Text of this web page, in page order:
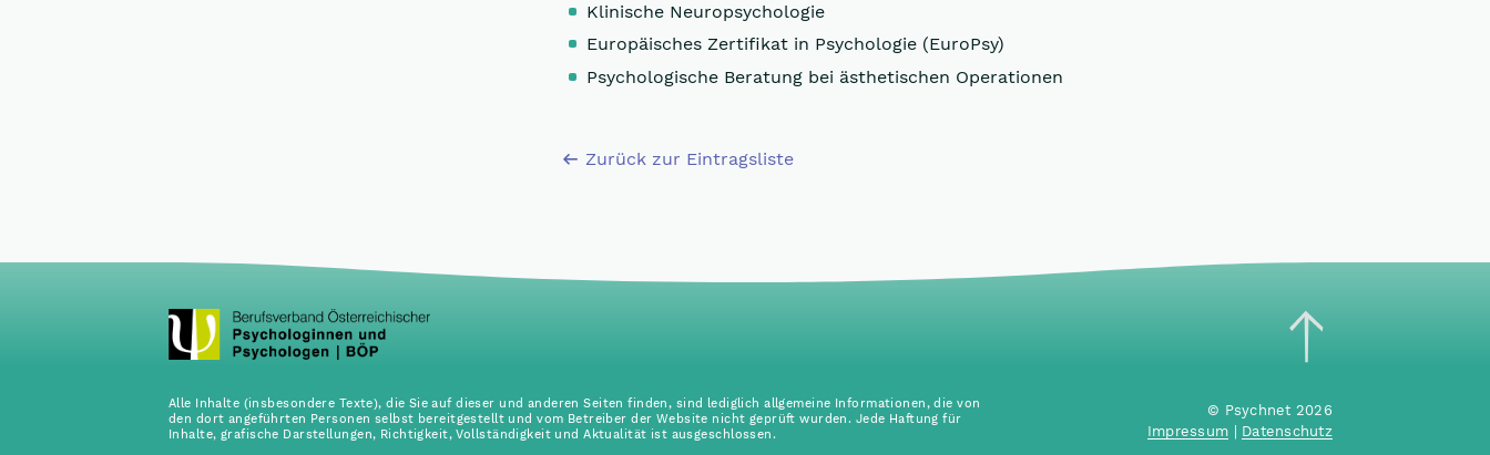
Klinische Neuropsychologie
Europäisches Zertifikat in Psychologie (EuroPsy)
Psychologische Beratung bei ästhetischen Operationen
Zurück zur Eintragsliste
Alle Inhalte (insbesondere Texte), die Sie auf dieser und anderen Seiten finden, sind lediglich allgemeine Informationen, die von
den dort angeführten Personen selbst bereitgestellt und vom Betreiber der Website nicht geprüft wurden. Jede Haftung für
Inhalte, grafische Darstellungen, Richtigkeit, Vollständigkeit und Aktualität ist ausgeschlossen.
© Psychnet 2026
Impressum
Datenschutz